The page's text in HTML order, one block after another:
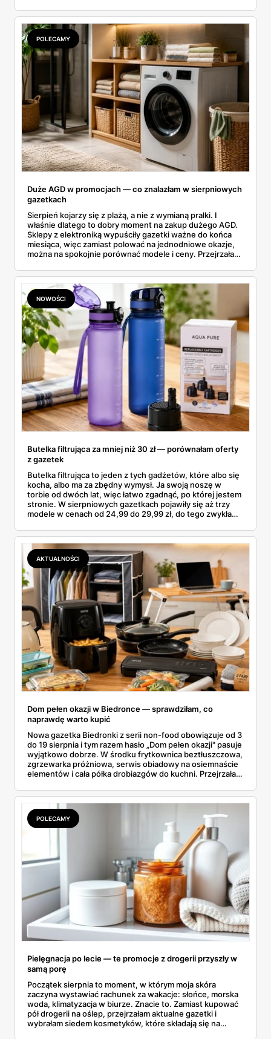
rozpiska: co dokładnie sprzedaje Lidl, ile kosztują
odpowiedniki u producenta i komu ten zakup naprawdę
się opłaci.
POLECAMY
Duże AGD w promocjach — co znalazłam w sierpniowych
gazetkach
Sierpień kojarzy się z plażą, a nie z wymianą pralki. I
właśnie dlatego to dobry moment na zakup dużego AGD.
Sklepy z elektroniką wypuściły gazetki ważne do końca
miesiąca, więc zamiast polować na jednodniowe okazje,
można na spokojnie porównać modele i ceny. Przejrzałam
znalazłam, z cenami i terminami.
NOWOŚCI
Butelka filtrująca za mniej niż 30 zł — porównałam oferty
z gazetek
Butelka filtrująca to jeden z tych gadżetów, które albo się
kocha, albo ma za zbędny wymysł. Ja swoją noszę w
torbie od dwóch lat, więc łatwo zgadnąć, po której jestem
stronie. W sierpniowych gazetkach pojawiły się aż trzy
modele w cenach od 24,99 do 29,99 zł, do tego zwykła
wszystkie oferty i policzyłam, kiedy taki zakup faktycznie
się opłaca.
AKTUALNOŚCI
Dom pełen okazji w Biedronce — sprawdziłam, co
naprawdę warto kupić
Nowa gazetka Biedronki z serii non-food obowiązuje od 3
do 19 sierpnia i tym razem hasło „Dom pełen okazji" pasuje
wyjątkowo dobrze. W środku frytkownica beztłuszczowa,
zgrzewarka próżniowa, serwis obiadowy na osiemnaście
elementów i cała półka drobiazgów do kuchni. Przejrzałam
się przy półce z samego rana.
POLECAMY
Pielęgnacja po lecie — te promocje z drogerii przyszły w
samą porę
Początek sierpnia to moment, w którym moja skóra
zaczyna wystawiać rachunek za wakacje: słońce, morska
woda, klimatyzacja w biurze. Znacie to. Zamiast kupować
pół drogerii na oślep, przejrzałam aktualne gazetki i
wybrałam siedem kosmetyków, które składają się na